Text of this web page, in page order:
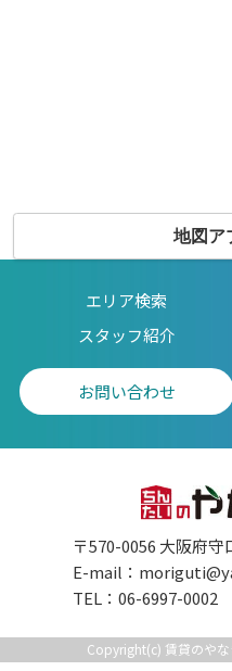
地図ア
エリア検索
スタッフ紹介
お問い合わせ
〒570-0056 大阪府
E-mail：
TEL：06-6997-0002
Copyright(c) 賃貸のや